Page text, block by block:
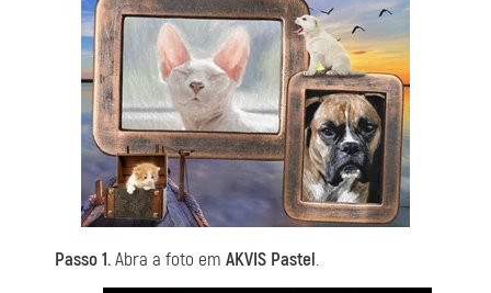
Passo 1.Abra a foto em AKVIS Pastel.